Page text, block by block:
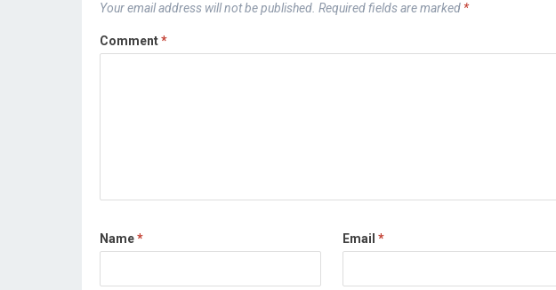
Your email address will not be published. Required fields are marked *
Comment*
Name* Email *